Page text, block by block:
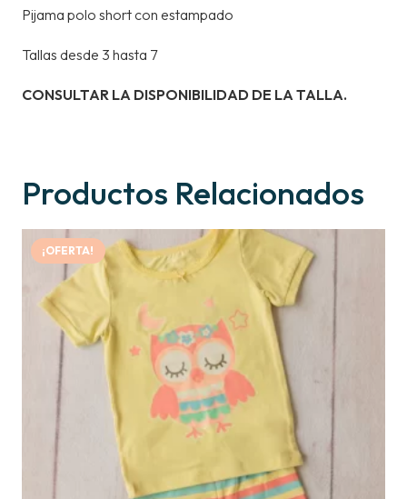
cantidad
Pijama polo short con estampado
Tallas desde 3 hasta 7
CONSULTAR LA DISPONIBILIDAD DE LA TALLA.
Productos Relacionados
¡OFERTA!